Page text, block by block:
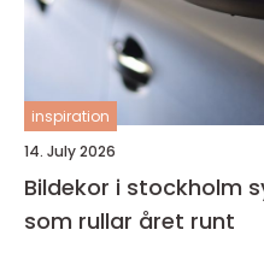
inspiration
14. July 2026
Bildekor i stockholm synlig marknadsföring
som rullar året runt